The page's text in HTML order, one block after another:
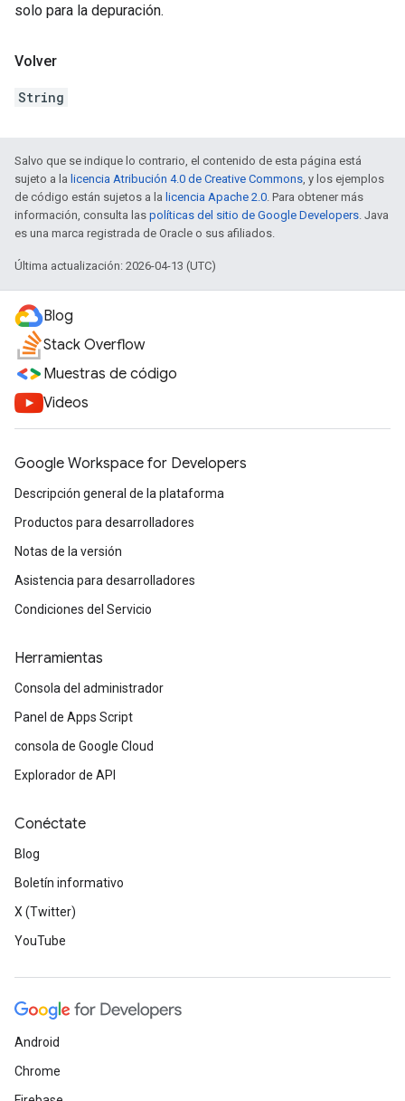
solo para la depuración.
Volver
String
Salvo que se indique lo contrario, el contenido de esta página está
sujeto a la licencia Atribución 4.0 de Creative Commons, y los ejemplos
de código están sujetos a la licencia Apache 2.0. Para obtener más
información, consulta las políticas del sitio de Google Developers. Java
es una marca registrada de Oracle o sus afiliados.
Última actualización: 2026-04-13 (UTC)
Blog
Stack Overflow
Muestras de código
Videos
Google Workspace for Developers
Descripción general de la plataforma
Productos para desarrolladores
Notas de la versión
Asistencia para desarrolladores
Condiciones del Servicio
Herramientas
Consola del administrador
Panel de Apps Script
consola de Google Cloud
Explorador de API
Conéctate
Blog
Boletín informativo
X (Twitter)
YouTube
Android
Chrome